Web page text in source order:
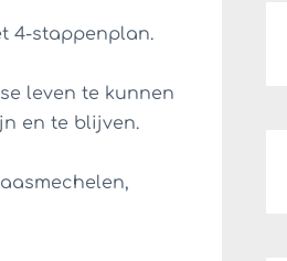
4-stappenplan.
leven te kunnen
en te blijven.